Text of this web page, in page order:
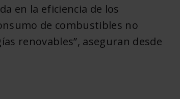
en la eficiencia de los
de combustibles no
renovables”, aseguran desde